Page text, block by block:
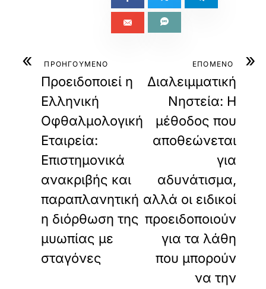
« ΠΡΟΗΓΟΥΜΕΝΟ
Προειδοποιεί η
Ελληνική
Οφθαλμολογική
Εταιρεία:
Επιστημονικά
ανακριβής και
παραπλανητική
η διόρθωση της
μυωπίας με
σταγόνες
»
ΕΠΟΜΕΝΟ
Διαλειμματική
Νηστεία: Η
μέθοδος που
αποθεώνεται
για
αδυνάτισμα,
αλλά οι ειδικοί
προειδοποιούν
για τα λάθη
που μπορούν
να την